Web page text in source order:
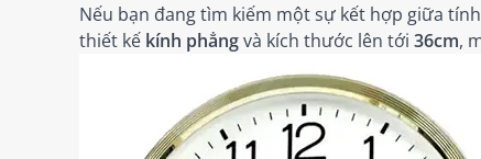
Nếu bạn đang tìm kiếm một sự kết hợp giữa
thiết kế kính phẳngvà kích thước lên tới 36cm,